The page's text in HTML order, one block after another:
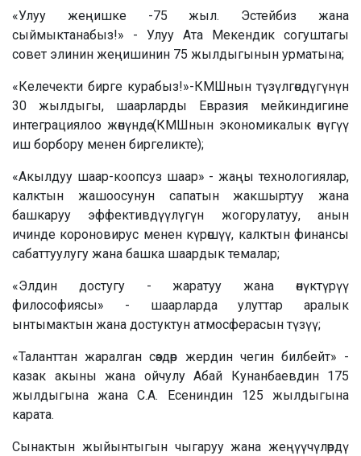
«Улуу жеңишке -75 жыл. Эстейбиз жана
сыймыктанабыз!» - Улуу Ата Мекендик согуштагы
совет элинин жеңишинин 75 жылдыгынын урматына;
«Келечекти бирге курабыз!»-КМШнын түзүлгөндүгүнүн
30 жылдыгы, шаарларды Евразия мейкиндигине
интеграциялоо жөнүндө (КМШнын экономикалык өнүгүү
иш борбору менен биргеликте);
«Акылдуу шаар-коопсуз шаар» - жаңы технологиялар,
калктын жашоосунун сапатын жакшыртуу жана
башкаруу эффективдүүлүгүн жогорулатуу, анын
ичинде короновирус менен күрөшүү, калктын финансы
сабаттуулугу жана башка шаардык темалар;
«Элдин достугу - жаратуу жана өнүктүрүү
философиясы» - шаарларда улуттар аралык
ынтымактын жана достуктун атмосферасын түзүү;
«Таланттан жаралган сөздөр жердин чегин билбейт» -
казак акыны жана ойчулу Абай Кунанбаевдин 175
жылдыгына жана С.А. Есениндин 125 жылдыгына
карата.
Сынактын жыйынтыгын чыгаруу жана жеңүүчүлөрдү